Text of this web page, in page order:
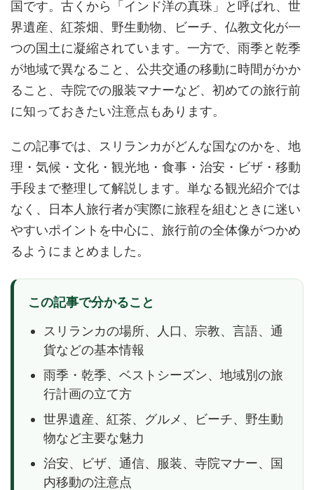
国です。古くから「インド洋の真珠」と呼ばれ、世
界遺産、紅茶畑、野生動物、ビーチ、仏教文化が一
つの国土に凝縮されています。一方で、雨季と乾季
が地域で異なること、公共交通の移動に時間がかか
ること、寺院での服装マナーなど、初めての旅行前
に知っておきたい注意点もあります。
この記事では、スリランカがどんな国なのかを、地
理・気候・文化・観光地・食事・治安・ビザ・移動
手段まで整理して解説します。単なる観光紹介では
なく、日本人旅行者が実際に旅程を組むときに迷い
やすいポイントを中心に、旅行前の全体像がつかめ
るようにまとめました。
この記事で分かること
スリランカの場所、人口、宗教、言語、通
貨などの基本情報
雨季・乾季、ベストシーズン、地域別の旅
行計画の立て方
世界遺産、紅茶、グルメ、ビーチ、野生動
物など主要な魅力
治安、ビザ、通信、服装、寺院マナー、国
内移動の注意点